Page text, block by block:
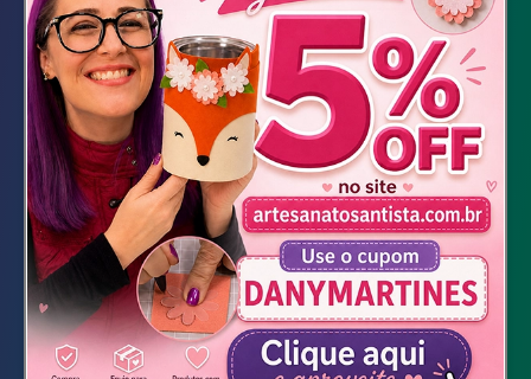
Material Necessário
Impressão do Molde
E.V.A. em 2 tons de verde
Pote de vidro
Cola quente
Tesoura